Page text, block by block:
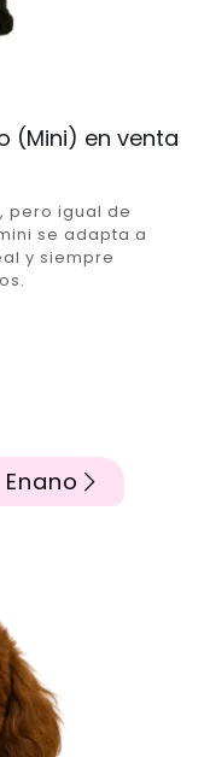
(Mini) en venta
pero igual de
se adapta a
y siempre